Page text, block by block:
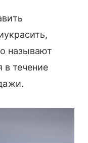
называют
в течение